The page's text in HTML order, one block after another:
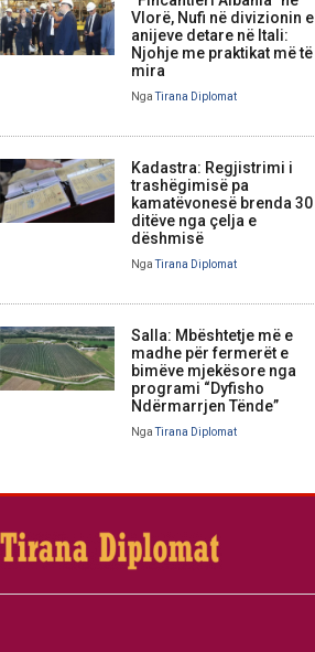
Vlorë, Nufi në divizionin e
anijeve detare në Itali:
Njohje me praktikat më të
mira
NgaTirana Diplomat
Kadastra: Regjistrimi i
trashëgimisë pa
kamatëvonesë brenda 30
ditëve nga çelja e
dëshmisë
NgaTirana Diplomat
Salla: Mbështetje më e
madhe për fermerët e
bimëve mjekësore nga
programi “Dyfisho
Ndërmarrjen Tënde”
NgaTirana Diplomat